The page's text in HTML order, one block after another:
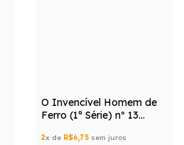
O Invencível Homem de
Ferro (1ª Série) nº 13
2x de R$6,75 sem juros